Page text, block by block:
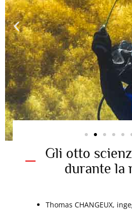
Gli otto
durante la
Thomas CHANGEUX,